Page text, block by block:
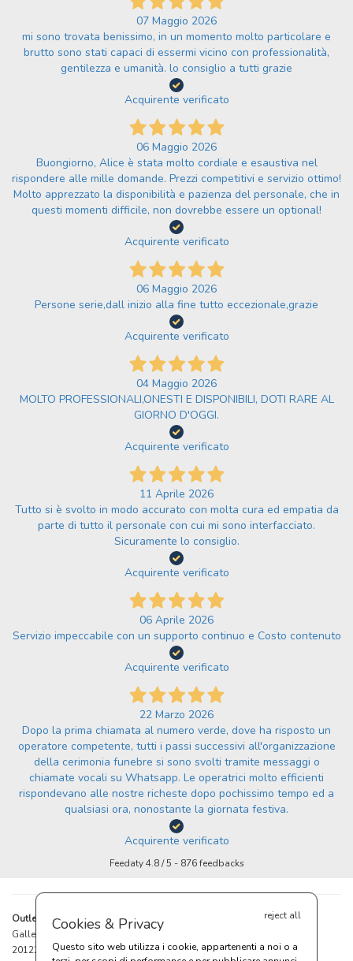
07 Maggio 2026
mi sono trovata benissimo, in un momento molto particolare e
brutto sono stati capaci di essermi vicino con professionalità,
gentilezza e umanità. lo consiglio a tutti grazie
Acquirente verificato
06 Maggio 2026
Buongiorno, Alice è stata molto cordiale e esaustiva nel
rispondere alle mille domande. Prezzi competitivi e servizio ottimo!
Molto apprezzato la disponibilità e pazienza del personale, che in
questi momenti difficile, non dovrebbe essere un optional!
Acquirente verificato
06 Maggio 2026
Persone serie,dall inizio alla fine tutto eccezionale,grazie
Acquirente verificato
04 Maggio 2026
MOLTO PROFESSIONALI,ONESTI E DISPONIBILI, DOTI RARE AL
GIORNO D'OGGI.
Acquirente verificato
11 Aprile 2026
Tutto si è svolto in modo accurato con molta cura ed empatia da
parte di tutto il personale con cui mi sono interfacciato.
Sicuramente lo consiglio.
Acquirente verificato
06 Aprile 2026
Servizio impeccabile con un supporto continuo e Costo contenuto
Acquirente verificato
22 Marzo 2026
Dopo la prima chiamata al numero verde, dove ha risposto un
operatore competente, tutti i passi successivi all'organizzazione
della cerimonia funebre si sono svolti tramite messaggi o
chiamate vocali su Whatsapp. Le operatrici molto efficienti
rispondevano alle nostre richeste dopo pochissimo tempo ed a
qualsiasi ora, nonostante la giornata festiva.
Acquirente verificato
Feedaty4.8/5 - 876feedbacks
Outlet del Funerale
srl
Galleria del Corso, 2
20122 Milano
reject all
Cookies & Privacy
Questo sito web utilizza i cookie, appartenenti a noi o a